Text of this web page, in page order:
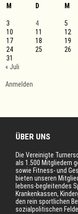
M
D M
3
4 5
10
11 12
17
18 19
24
25 26
31
« Juli
Anmelden
ÜBER UNS
Die Vereinigte
als 1.500 Mitgliedern
sowie Fitness- und
bieten unseren
lebens-begleitendes
Krankenkassen,
den rein sportlichen
sozialpolitischen